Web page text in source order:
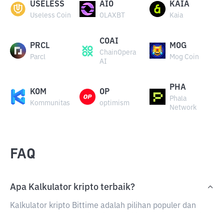
USELESS
Useless Coin
AIO
OLAXBT
KAIA
Kaia
PRCL
Parcl
COAI
ChainOpera
AI
MOG
Mog Coin
KOM
Kommunitas
OP
optimism
PHA
Phala
Network
FAQ
Apa Kalkulator kripto terbaik?
Kalkulator kripto Bittime adalah pilihan populer dan